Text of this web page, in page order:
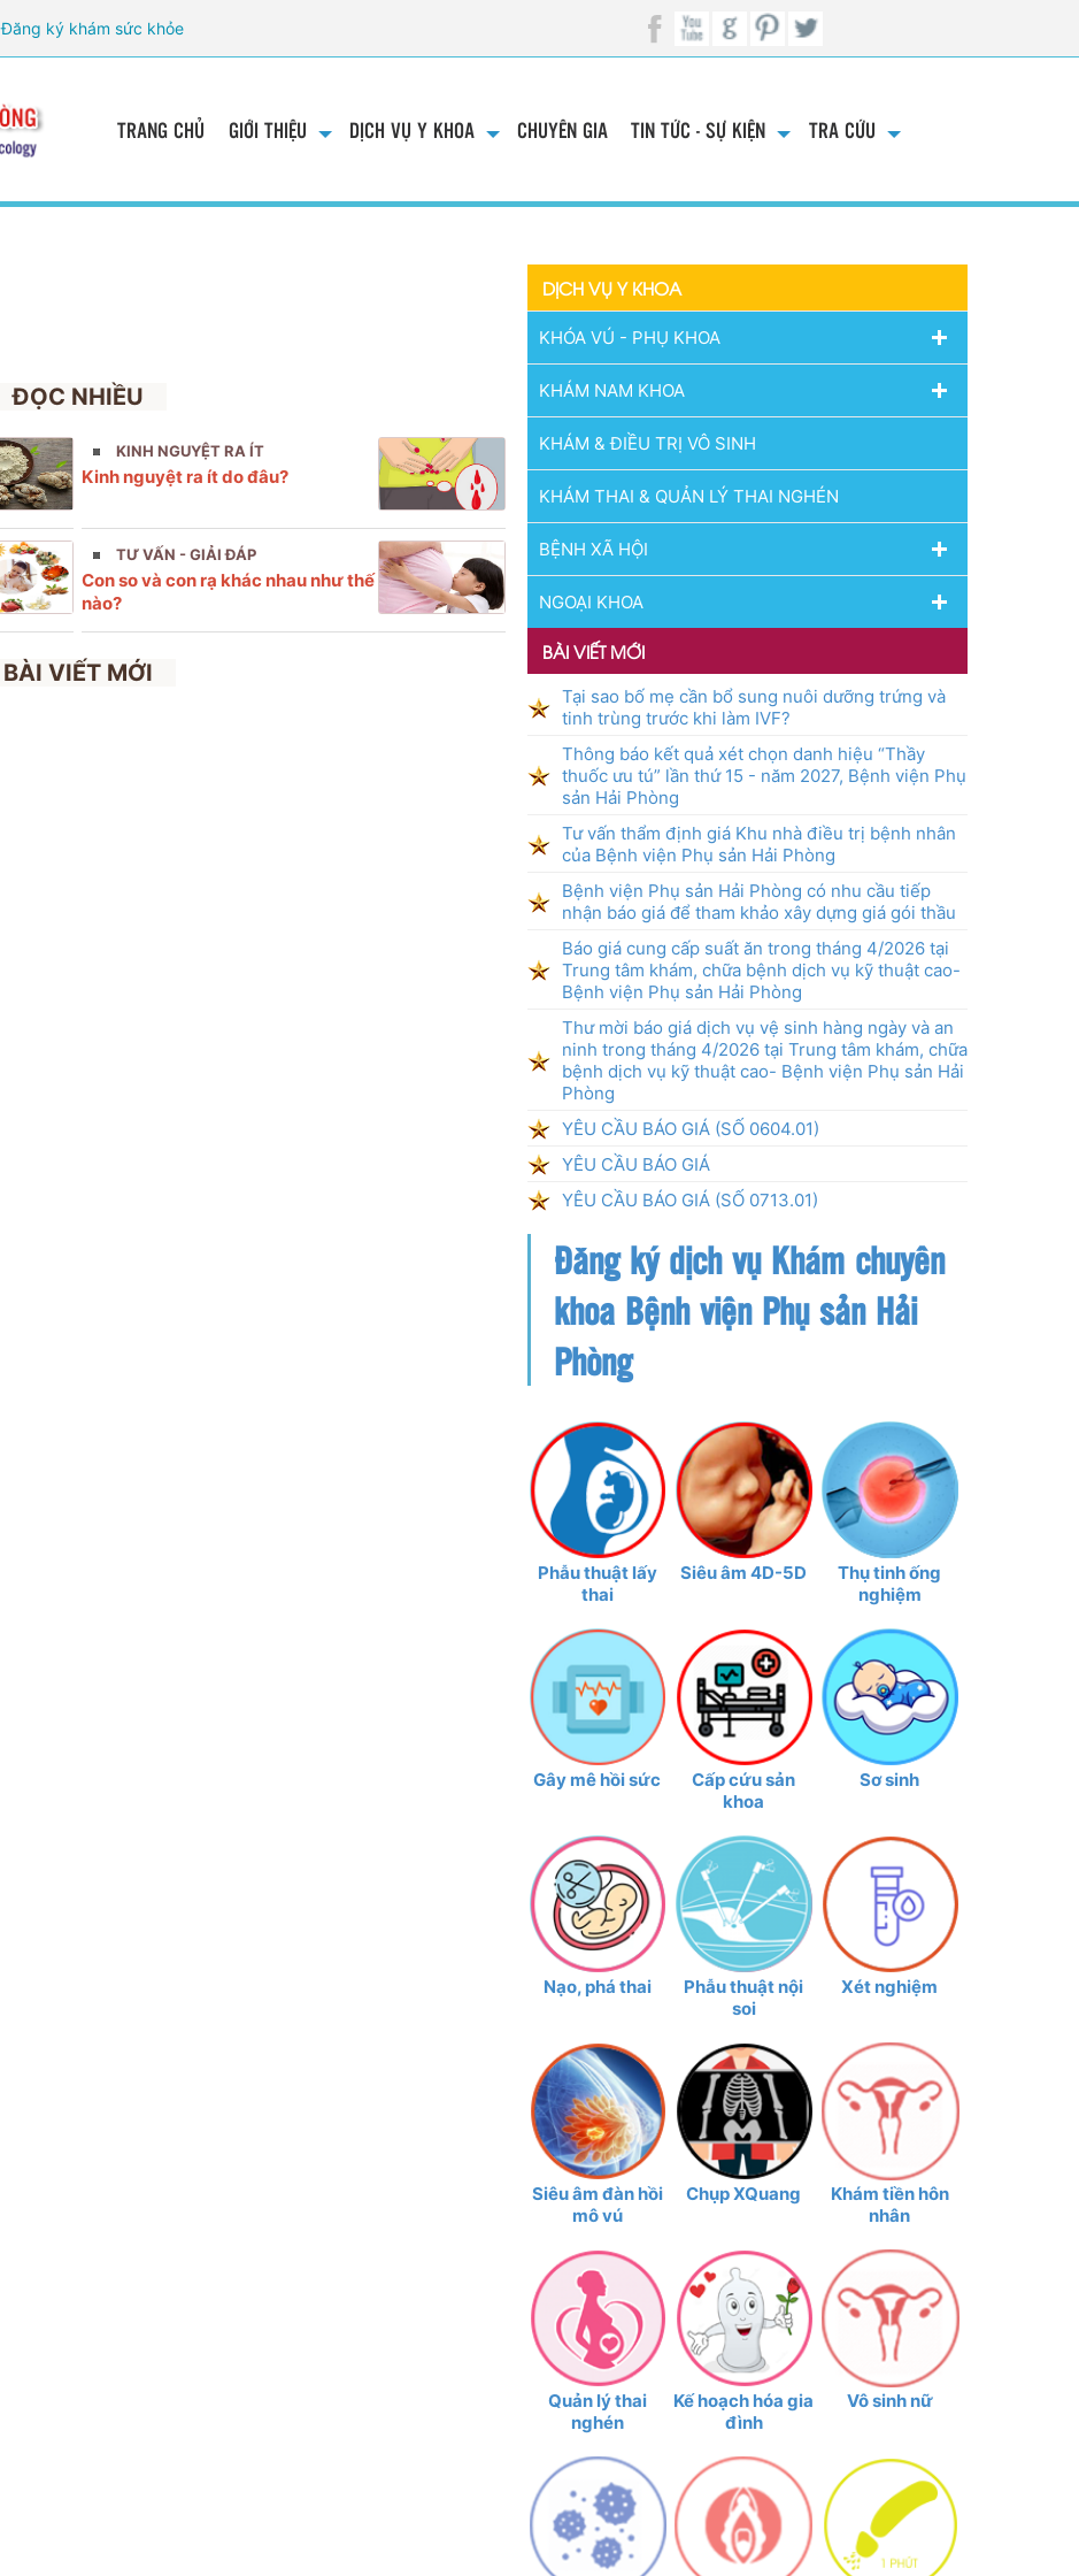
Đăng ký khám sức khỏe
TRANG CHỦ GIỚI THIỆU DỊCH VỤ Y KHOA CHUYÊN GIA TIN TỨC - SỰ KIỆN TRA CỨU
ĐỌC NHIỀU
KINH NGUYỆT RA ÍT
Kinh nguyệt ra ít do đâu?
TƯ VẤN - GIẢI ĐÁP
Con so và con rạ khác nhau như thế
nào?
BÀI VIẾT MỚI
DỊCH VỤ Y KHOA
KHÓA VÚ - PHỤ KHOA
KHÁM NAM KHOA
KHÁM & ĐIỀU TRỊ VÔ SINH
KHÁM THAI & QUẢN LÝ THAI NGHÉN
BỆNH XÃ HỘI
NGOẠI KHOA
BÀI VIẾT MỚI
Tại sao bố mẹ cần bổ sung nuôi dưỡng trứng và
tinh trùng trước khi làm IVF?
Thông báo kết quả xét chọn danh hiệu “Thầy
thuốc ưu tú” lần thứ 15 - năm 2027, Bệnh viện Phụ
sản Hải Phòng
Tư vấn thẩm định giá Khu nhà điều trị bệnh nhân
của Bệnh viện Phụ sản Hải Phòng
Bệnh viện Phụ sản Hải Phòng có nhu cầu tiếp
nhận báo giá để tham khảo xây dựng giá gói thầu
Báo giá cung cấp suất ăn trong tháng 4/2026 tại
Trung tâm khám, chữa bệnh dịch vụ kỹ thuật cao-
Bệnh viện Phụ sản Hải Phòng
Thư mời báo giá dịch vụ vệ sinh hàng ngày và an
ninh trong tháng 4/2026 tại Trung tâm khám, chữa
bệnh dịch vụ kỹ thuật cao- Bệnh viện Phụ sản Hải
Phòng
YÊU CẦU BÁO GIÁ (SỐ 0604.01)
YÊU CẦU BÁO GIÁ
YÊU CẦU BÁO GIÁ (SỐ 0713.01)
Đăng ký dịch vụ Khám chuyên
khoa Bệnh viện Phụ sản Hải
Phòng
Phẫu thuật lấy
thai
Siêu âm 4D-5D
Thụ tinh ống
nghiệm
Gây mê hồi sức
Cấp cứu sản
khoa
Sơ sinh
Nạo, phá thai
Phẫu thuật nội
soi
Xét nghiệm
Siêu âm đàn hồi
mô vú
Chụp XQuang
Khám tiền hôn
nhân
Quản lý thai
nghén
Kế hoạch hóa gia
đình
Vô sinh nữ